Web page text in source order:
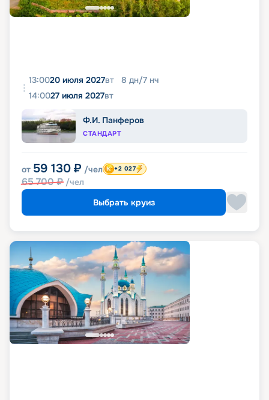
13:0020 июля 2027вт 8 дн/7 нч
14:0027 июля 2027вт
Ф.И. Панферов
СТАНДАРТ
от 59 130 ₽ /чел
65 700₽ /чел
+2 027
Выбрать круиз